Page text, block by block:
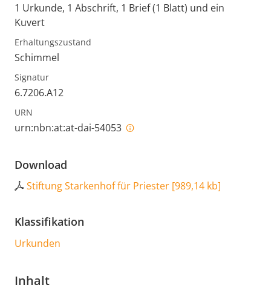
1 Urkunde, 1 Abschrift, 1 Brief (1 Blatt) und ein
Kuvert
Erhaltungszustand
Schimmel
Signatur
6.7206.A12
URN
urn:nbn:at:at-dai-54053
Download
Stiftung Starkenhof für Priester [989,14 kb]
Klassifikation
Urkunden
Inhalt